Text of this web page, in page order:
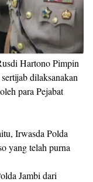
Hartono Pimpin
dilaksanakan
para Pejabat
Irwasda Polda
yang telah purna
Jambi dari